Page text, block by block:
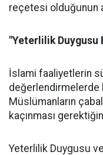
reçetesi olduğunun
"Yeterlilik Duygusu
İslami faaliyetlerin
değerlendirmelerde
Müslümanların
kaçınması
Yeterlilik Duygusu ve